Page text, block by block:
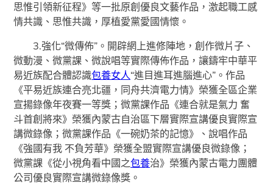
思惟引領新征程》等一批原創優良文藝作品，激起職工感
情共識、思惟共識，厚植愛黨愛國情懷。
3.強化“微傳佈”。開辟網上進修陣地，創作微片子、
微動漫、微黨課、微說唱等實際傳佈作品，讓鑄牢中華平
易近族配合體認識包養女人“進目進耳進腦進心”。作品
《平易近族連合亮北疆，同舟共濟電力情》榮獲全區企業
宣揚錄像年夜賽一等獎；微黨課作品《連合就是氣力 奮
斗首創將來》榮獲內蒙古自治區下層實際宣講優良實際宣
講微錄像；微黨課作品《一碗奶茶的記憶》、說唱作品
《強國有我 不負芳華》榮獲全盟實際宣講優良微錄像；
微黨課《從小視角看中國之包養治》榮獲內蒙古電力團體
公司優良實際宣講微錄像獎。